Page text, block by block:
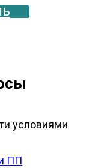
условиями
ПП